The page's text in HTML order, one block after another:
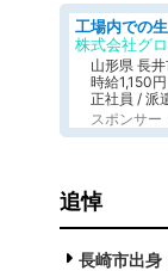
株式会社グ
山形県 長
時給1,150
正社員 / 派
スポンサー
追悼
長崎市出